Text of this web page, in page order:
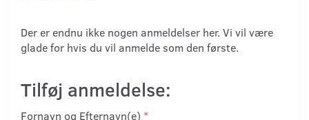
Der er endnu ikke nogen anmeldelser her. Vi vil være
glade for hvis du vil anmelde som den første.
Tilføj anmeldelse:
Fornavn og Efternavn(e)